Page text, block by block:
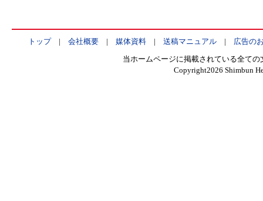
トップ| 会社概要| 媒体資料| 送稿マニュアル| 広告の
当ホームページに掲載されている全て
Copyright2026 Shimbun